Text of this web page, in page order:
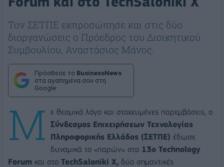
Τον ΣΕΤΠΕ εκπροσώπησε και στις δύο
διοργανώσεις ο Πρόεδρος του Διοικητικού
Συμβουλίου, Αναστάσιος Μάνος.
Πρόσθεσε το BusinessNews
στα αγαπημένα σου στη
Google
Μ
ε θεσμικό λόγο και στοχευμένες παρεμβάσεις, ο
Σύνδεσμος Επιχειρήσεων Τεχνολογίας
Πληροφορικής Ελλάδος (ΣΕΤΠΕ) έδωσε
δυναμικά το «παρών» στο 13ο Technology
Forum και στο TechSaloniki X, δύο σημαντικές